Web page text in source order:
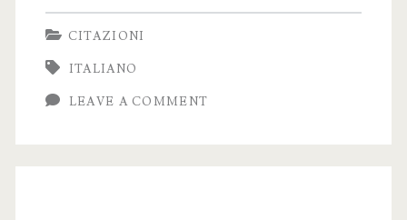
Romantiche
per
un
Matrimonio
CITAZIONI
ITALIANO
LEAVE A COMMENT